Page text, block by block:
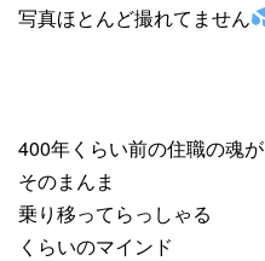
写真ほとんど撮れてません
400年くらい前の住職の魂が
そのまんま
乗り移ってらっしゃる
くらいのマインド